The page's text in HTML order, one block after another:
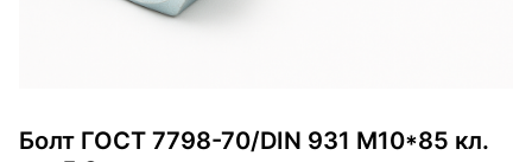
Болт ГОСТ 7798-70/DIN 931 М10*85 кл.